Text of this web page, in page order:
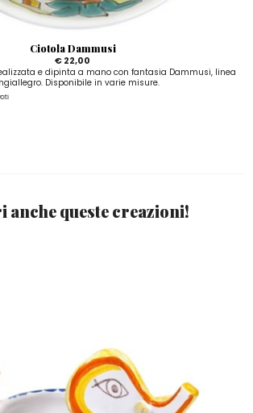
Ciotola Dammusi
€ 22,00
e dipinta a mano con fantasia Dammusi, linea
Disponibile in varie misure.
anche queste creazioni!